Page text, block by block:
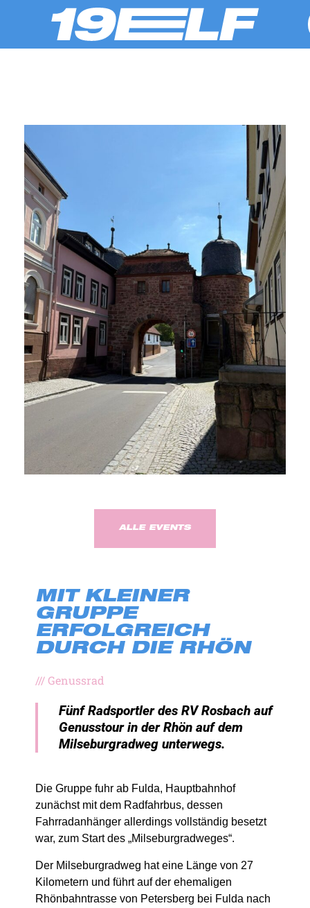
ALLE EVENTS
MIT KLEINER
GRUPPE
ERFOLGREICH
DURCH DIE RHÖN
///Genussrad
Fünf Radsportler des RV Rosbach auf
Genusstour in der Rhön auf dem
Milseburgradweg unterwegs.
Die Gruppe fuhr ab Fulda, Hauptbahnhof
zunächst mit dem Radfahrbus, dessen
Fahrradanhänger allerdings vollständig besetzt
war, zum Start des „Milseburgradweges“.
Der Milseburgradweg hat eine Länge von 27
Kilometern und führt auf der ehemaligen
Rhönbahntrasse von Petersberg bei Fulda nach